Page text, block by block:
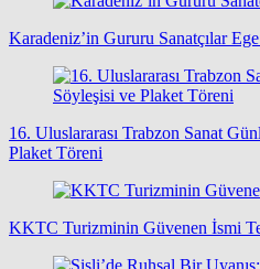
Karadeniz’in Gururu Sanatçılar
16. Uluslararası Trabzon Sanat
Plaket Töreni
KKTC Turizminin Güvenen İsmi